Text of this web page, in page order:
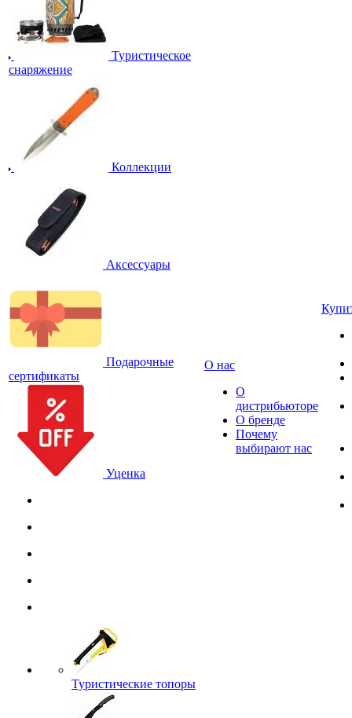
Туристическое
снаряжение
Коллекции
Аксессуары
Подарочные
сертификаты
Уценка
Туристические топоры
О нас
О
дистрибьюторе
О бренде
Почему
выбирают нас